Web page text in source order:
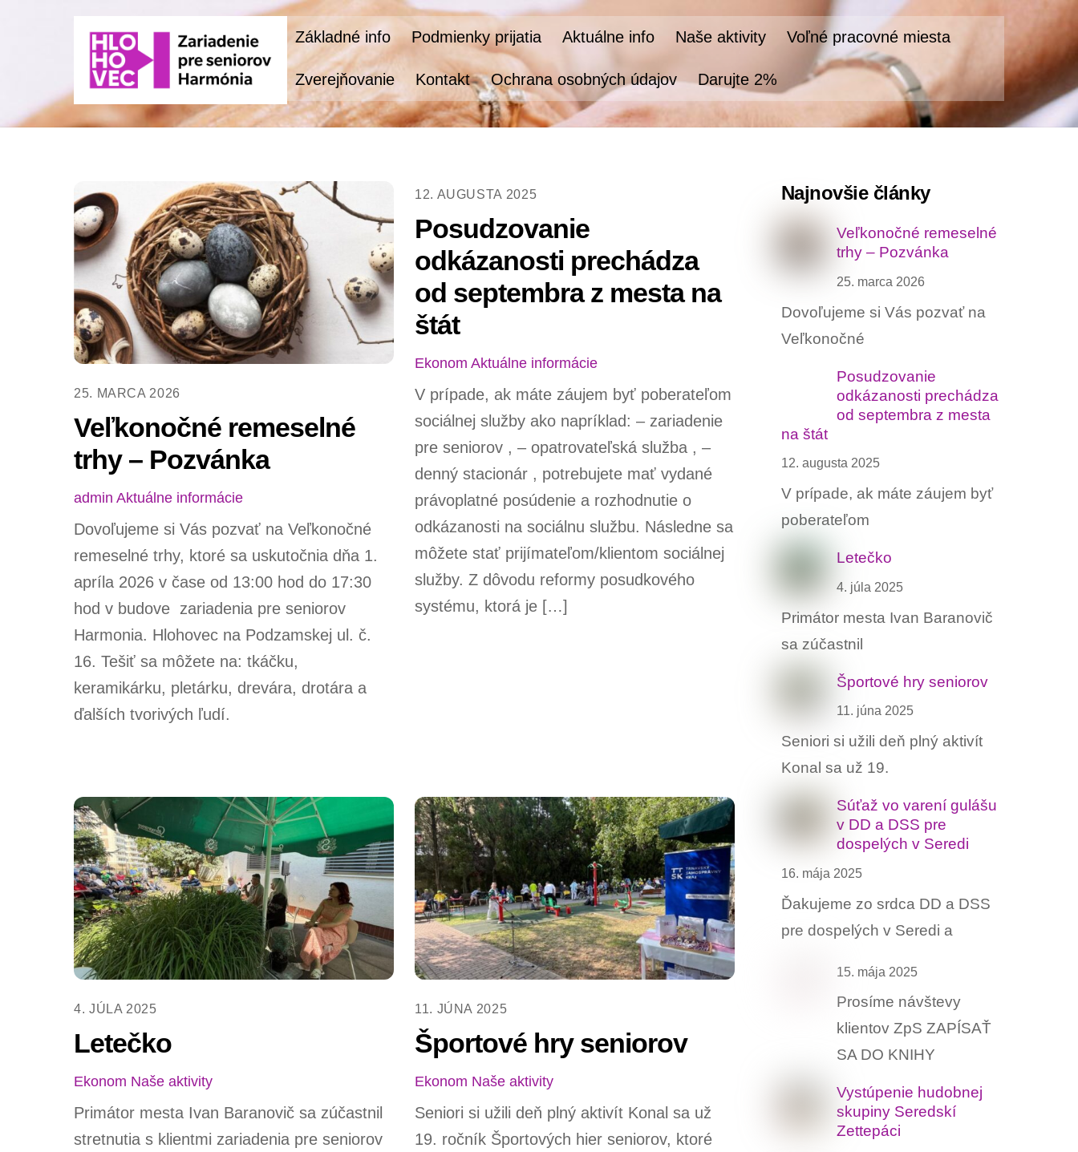
Základné info Podmienky prijatia Aktuálne info Naše aktivity Voľné pracovné miesta
Zverejňovanie Kontakt Ochrana osobných údajov Darujte 2%
25. MARCA 2026
Veľkonočné remeselné
trhy – Pozvánka
admin Aktuálne informácie
Dovoľujeme si Vás pozvať na Veľkonočné
remeselné trhy, ktoré sa uskutočnia dňa 1.
apríla 2026 v čase od 13:00 hod do 17:30
hod v budove zariadenia pre seniorov
Harmonia. Hlohovec na Podzamskej ul. č.
16. Tešiť sa môžete na: tkáčku,
keramikárku, pletárku, drevára, drotára a
ďalších tvorivých ľudí.
12. AUGUSTA 2025
Posudzovanie
odkázanosti prechádza
od septembra z mesta na
štát
Ekonom Aktuálne informácie
V prípade, ak máte záujem byť poberateľom
sociálnej služby ako napríklad: – zariadenie
pre seniorov , – opatrovateľská služba , –
denný stacionár , potrebujete mať vydané
právoplatné posúdenie a rozhodnutie o
odkázanosti na sociálnu službu. Následne sa
môžete stať prijímateľom/klientom sociálnej
služby. Z dôvodu reformy posudkového
systému, ktorá je […]
4. JÚLA 2025
Letečko
Ekonom Naše aktivity
Primátor mesta Ivan Baranovič sa zúčastnil
stretnutia s klientmi zariadenia pre seniorov
11. JÚNA 2025
Športové hry seniorov
Ekonom Naše aktivity
Seniori si užili deň plný aktivít Konal sa už
19. ročník Športových hier seniorov, ktoré
Najnovšie články
Veľkonočné remeselné
trhy – Pozvánka
25. marca 2026
Dovoľujeme si Vás pozvať na
Veľkonočné
Posudzovanie
odkázanosti prechádza
od septembra z mesta
na štát
12. augusta 2025
V prípade, ak máte záujem byť
poberateľom
Letečko
4. júla 2025
Primátor mesta Ivan Baranovič
sa zúčastnil
Športové hry seniorov
11. júna 2025
Seniori si užili deň plný aktivít
Konal sa už 19.
Súťaž vo varení gulášu ‍
v DD a DSS pre
dospelých v Seredi
16. mája 2025
Ďakujeme zo srdca DD a DSS
pre dospelých v Seredi a
15. mája 2025
Prosíme návštevy
klientov ZpS ZAPÍSAŤ
SA DO KNIHY
Vystúpenie hudobnej
skupiny Seredskí
Zettepáci